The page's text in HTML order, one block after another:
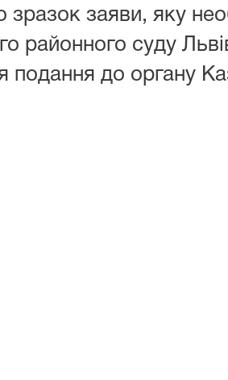
зразок заяви, яку
районного суду
подання до органу